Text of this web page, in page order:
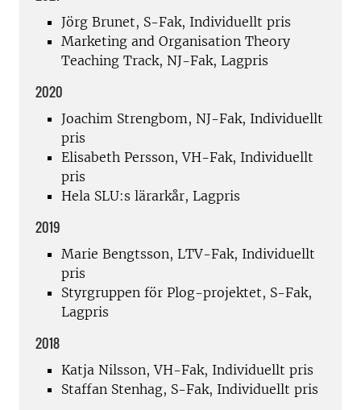
Jörg Brunet, S-Fak, Individuellt pris
Marketing and Organisation Theory
Teaching Track, NJ-Fak, Lagpris
2020
Joachim Strengbom, NJ-Fak, Individuellt
pris
Elisabeth Persson, VH-Fak, Individuellt
pris
Hela SLU:s lärarkår, Lagpris
2019
Marie Bengtsson, LTV-Fak, Individuellt
pris
Styrgruppen för Plog-projektet, S-Fak,
Lagpris
2018
Katja Nilsson, VH-Fak, Individuellt pris
Staffan Stenhag, S-Fak, Individuellt pris